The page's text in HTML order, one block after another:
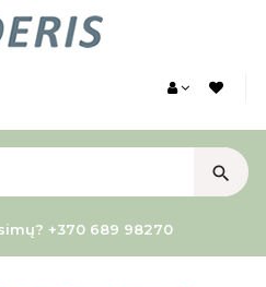
search
+370 689 98270